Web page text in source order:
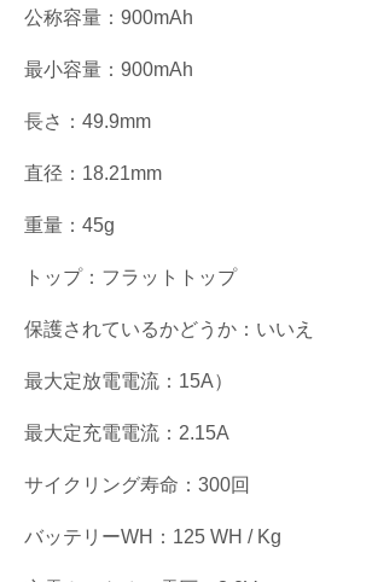
公称容量：900mAh
最小容量：900mAh
長さ：49.9mm
直径：18.21mm
重量：45g
トップ：フラットトップ
保護されているかどうか：いいえ
最大定放電電流：15A）
最大定充電電流：2.15A
サイクリング寿命：300回
バッテリーWH：125 WH / Kg